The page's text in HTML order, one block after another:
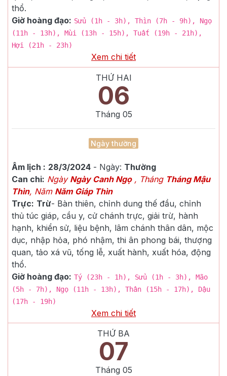
thổ.
Giờ hoàng đạo: Sửu (1h - 3h), Thìn (7h - 9h), Ngọ
(11h - 13h), Mùi (13h - 15h), Tuất (19h - 21h),
Hợi (21h - 23h)
Xem chi tiết
THỨ HAI
06
Tháng 05
Ngày thường
Âm lịch : 28/3/2024- Ngày: Thường
Can chi: Ngày Ngày Canh Ngọ, Tháng Tháng Mậu
Thìn, Năm Năm Giáp Thìn
Trực: Trừ- Bàn thiên, chỉnh dung thế đầu, chỉnh
thủ túc giáp, cầu y, cử chánh trực, giải trừ, hành
hạnh, khiển sử, liệu bệnh, lâm chánh thân dân, mộc
dục, nhập hỏa, phó nhậm, thi ân phong bái, thượng
quan, tảo xá vũ, tống lễ, xuất hành, xuất hóa, động
thổ.
Giờ hoàng đạo: Tý (23h - 1h), Sửu (1h - 3h), Mão
(5h - 7h), Ngọ (11h - 13h), Thân (15h - 17h), Dậu
(17h - 19h)
Xem chi tiết
THỨ BA
07
Tháng 05